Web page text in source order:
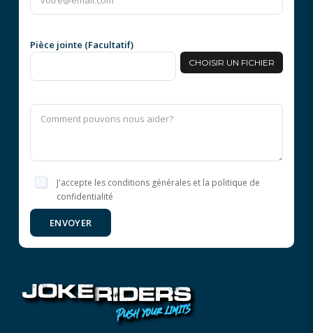
Pièce jointe (Facultatif)
CHOISIR UN FICHIER
J'accepte les conditions générales et la politique de
confidentialité
ENVOYER